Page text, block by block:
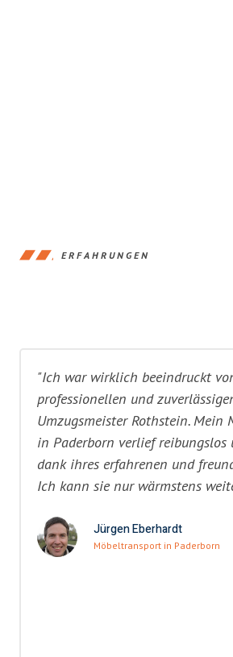
ERFAHRUNGEN
"Ich war wirklich beeindruckt
professionellen und
Umzugsmeister Rothstein. Mein
in Paderborn verlief reibungslos
dank ihres erfahrenen und
Ich kann sie nur wärmstens
Jürgen Eberhardt
Möbeltransport in Paderborn